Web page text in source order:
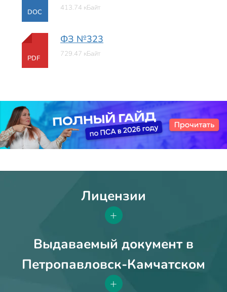
DOC 413.74 кБайт
PDF
ФЗ №323
729.47 кБайт
Лицензии
+
Выдаваемый документ в
Петропавловск-Камчатском
+